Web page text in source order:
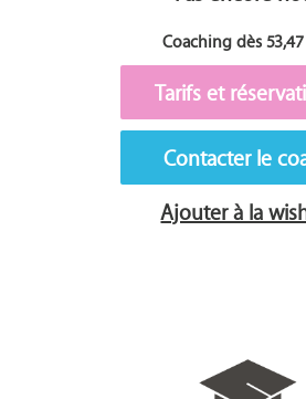
Coaching dès
Tarifs et
Contacter le
Ajouter à la